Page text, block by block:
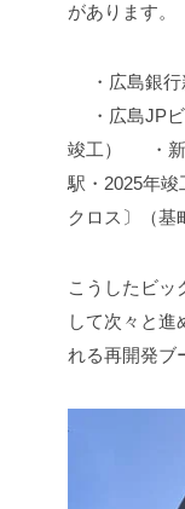
があります。
・広島銀行
・広島JPビ
竣工）
・新
駅・2025年竣
クロス〕（基
こうしたビッ
して次々と進
れる再開発ブ